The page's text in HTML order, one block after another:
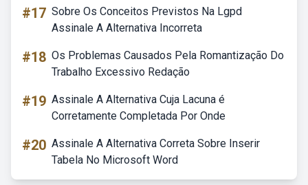
#17 Sobre Os Conceitos Previstos Na Lgpd
Assinale A Alternativa Incorreta
#18 Os Problemas Causados Pela Romantização Do
Trabalho Excessivo Redação
#19 Assinale A Alternativa Cuja Lacuna é
Corretamente Completada Por Onde
#20 Assinale A Alternativa Correta Sobre Inserir
Tabela No Microsoft Word